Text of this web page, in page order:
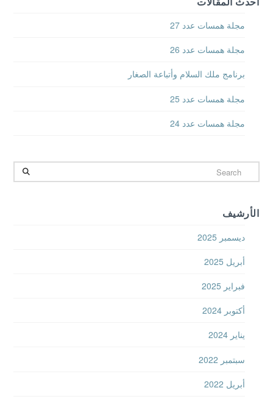
مجلة همسات عدد 27
مجلة همسات عدد 26
برنامج ملك السلام وأتباعة الصغار
مجلة همسات عدد 25
مجلة همسات عدد 24
Search
الأرشيف
ديسمبر 2025
أبريل 2025
فبراير 2025
أكتوبر 2024
يناير 2024
سبتمبر 2022
أبريل 2022